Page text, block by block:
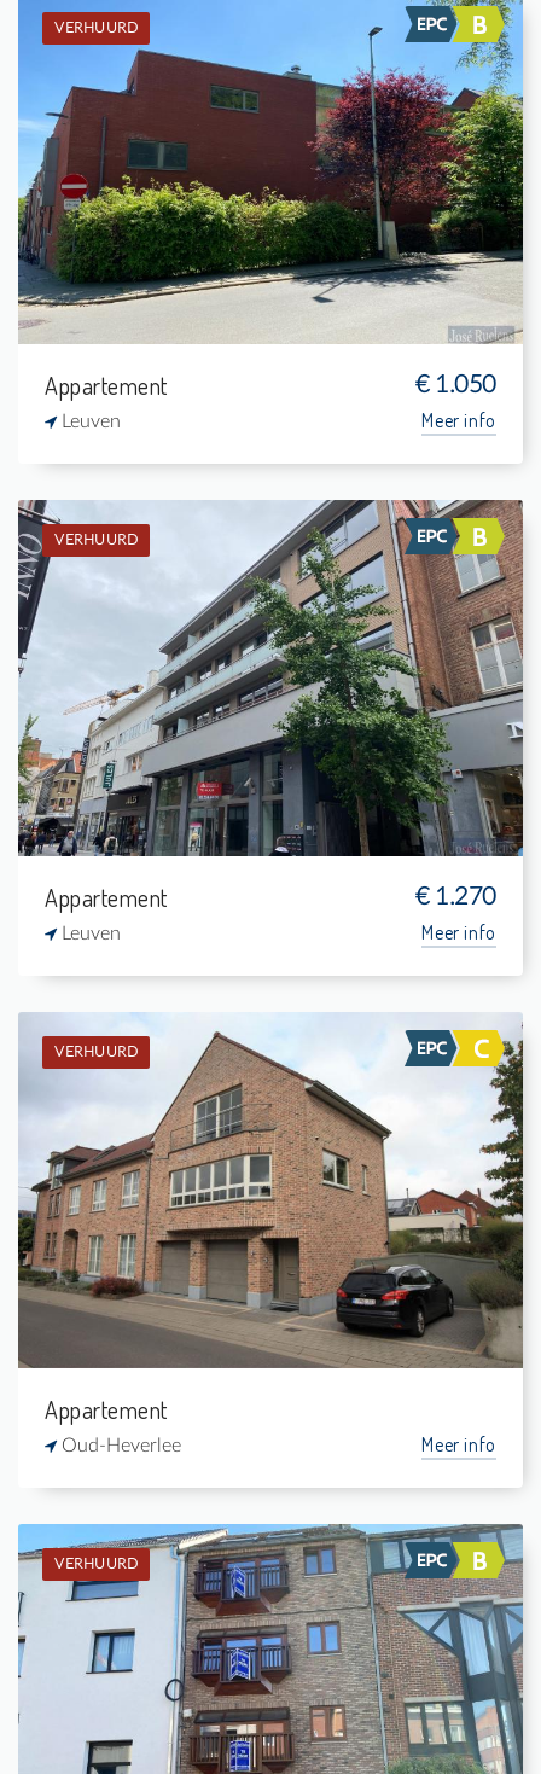
VERHUURD
Verhuurd: Gelijkvloers app.
2
-
1
95 m²
Appartement € 1.050
Leuven Meer info
VERHUURD
Verhuurd: Appartement
2
20 m²
1
120 m²
Appartement € 1.270
Leuven Meer info
VERHUURD
Verhuurd: Appartement
2
-
1
-
Appartement
Oud-Heverlee Meer info
VERHUURD
Verhuurd: Appartement
1
-
1
63 m²